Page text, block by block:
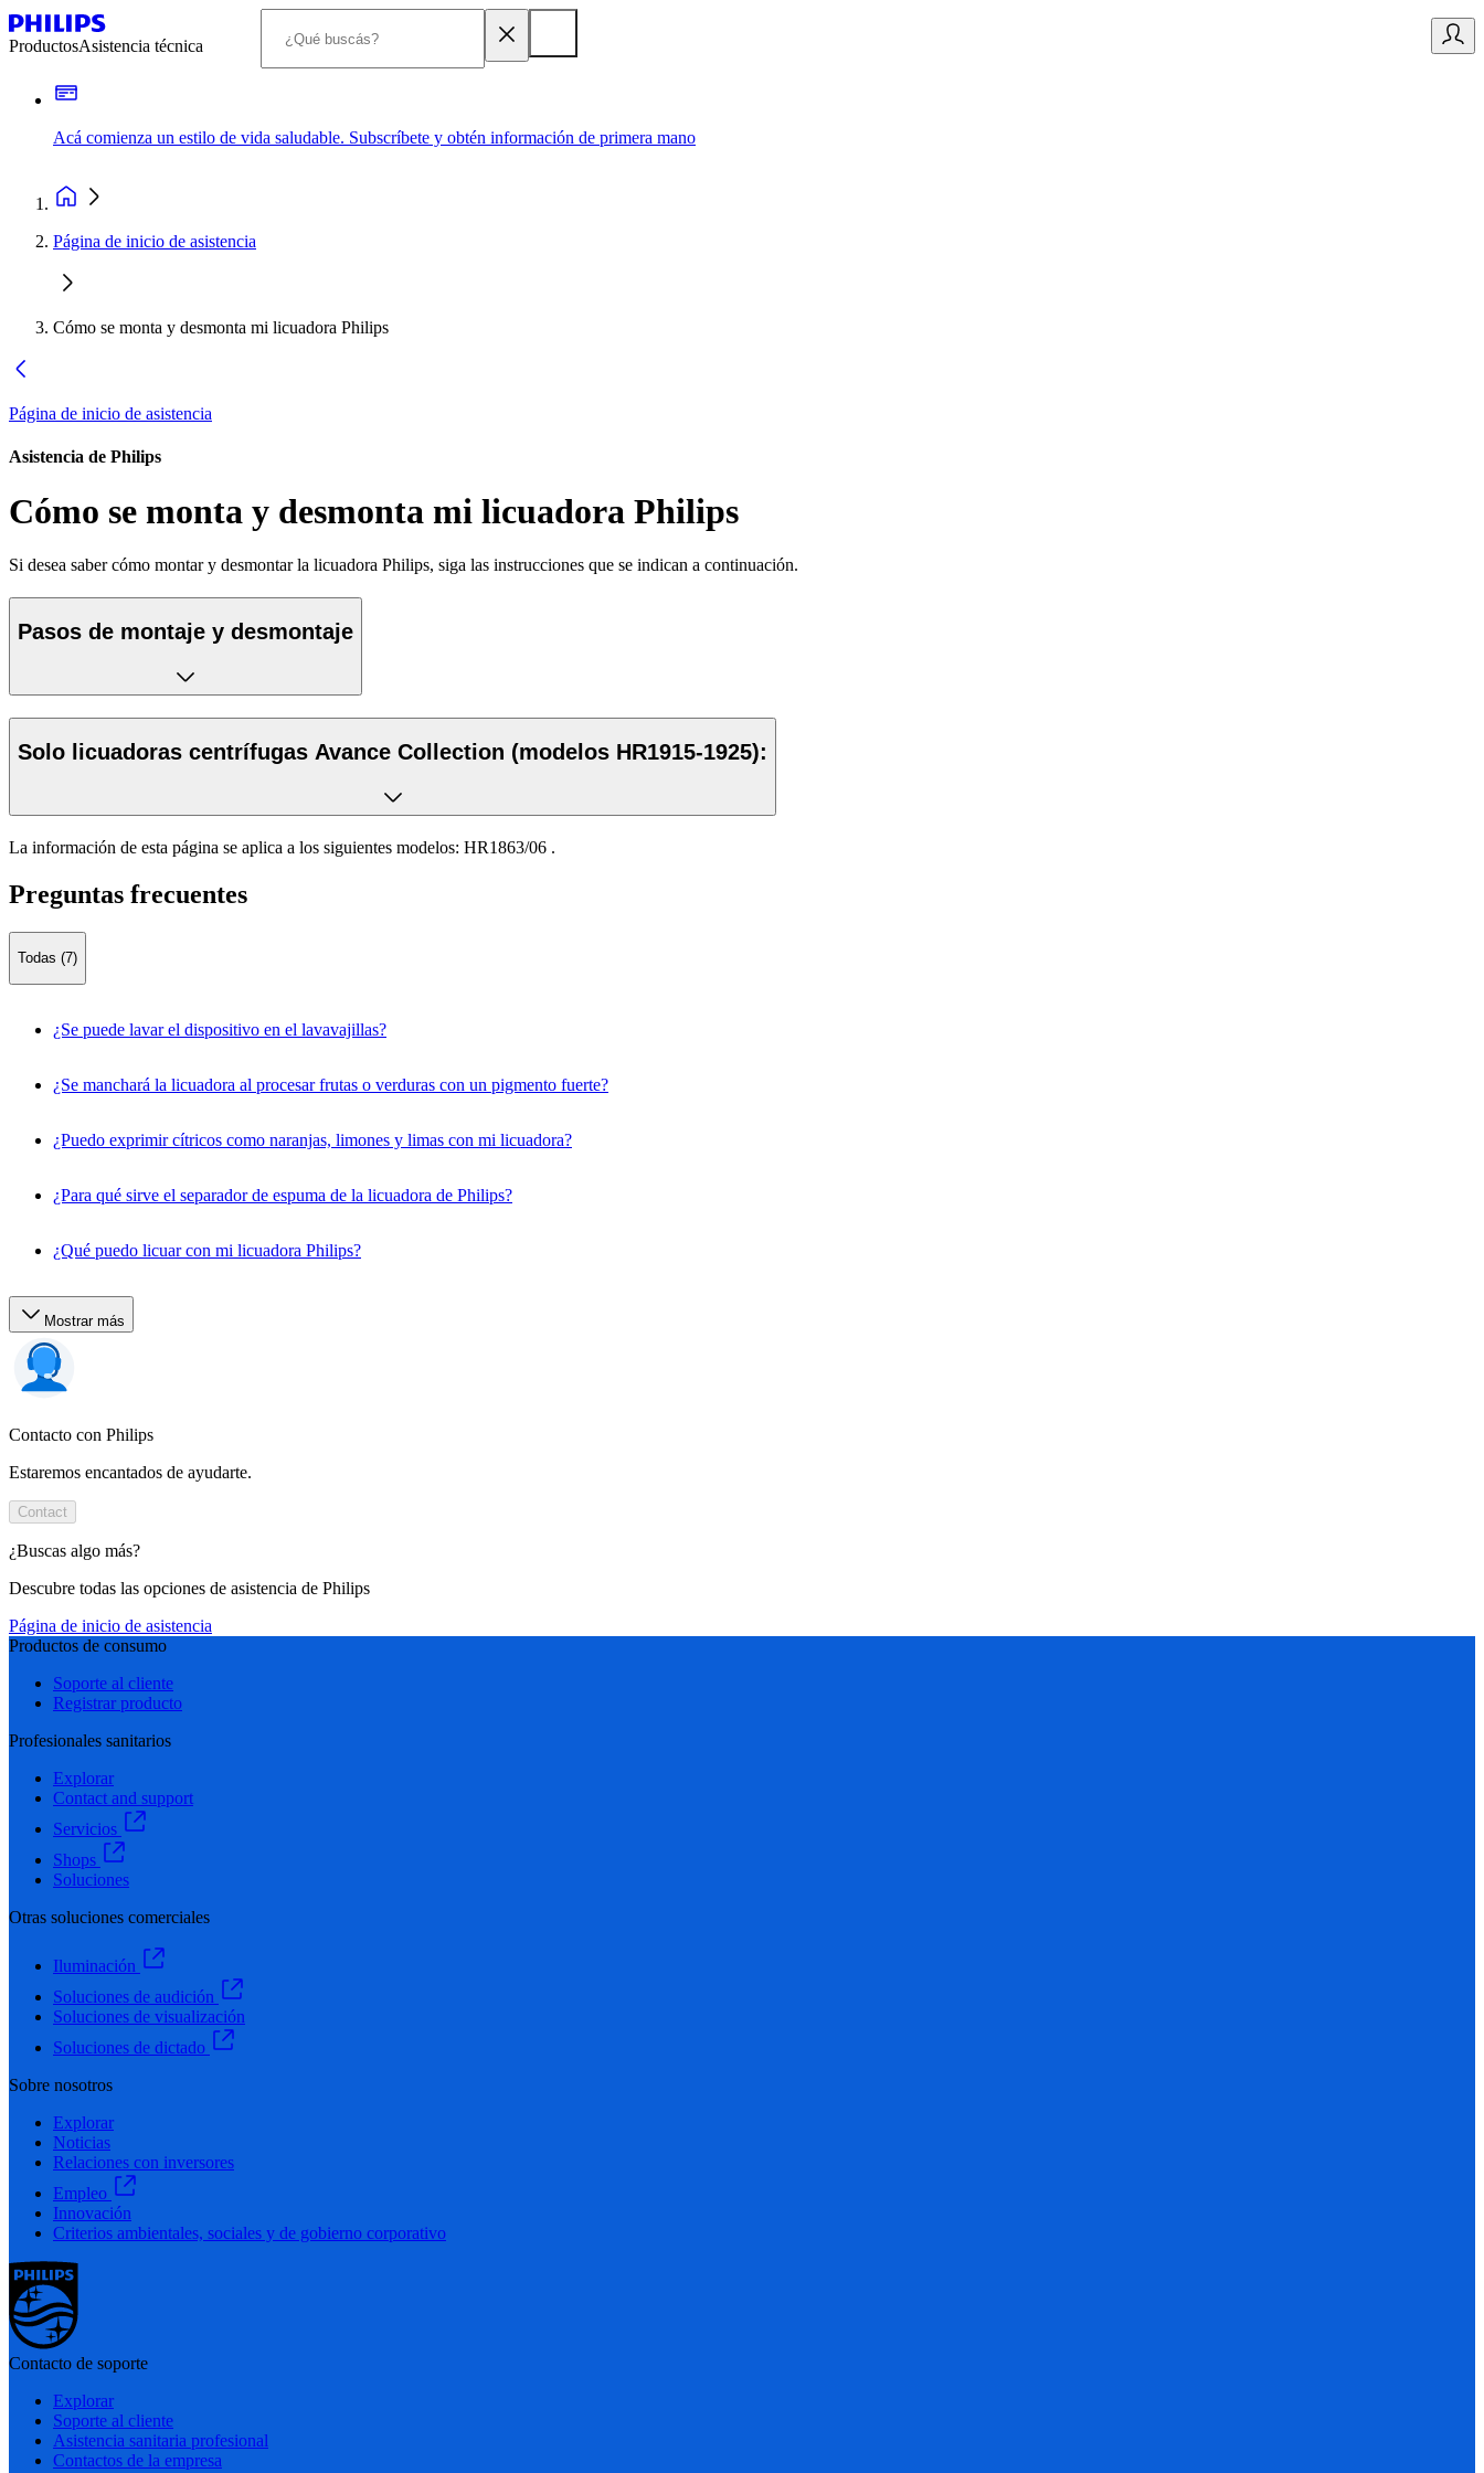
ProductosAsistencia técnica
Acá comienza un estilo de vida saludable. Subscríbete y obtén información de primera mano
Página de inicio de asistencia
Cómo se monta y desmonta mi licuadora Philips
Página de inicio de asistencia
Asistencia de Philips
Cómo se monta y desmonta mi licuadora Philips
Si desea saber cómo montar y desmontar la licuadora Philips, siga las instrucciones que se indican a continuación.
Pasos de montaje y desmontaje
Solo licuadoras centrífugas Avance Collection (modelos HR1915-1925):
La información de esta página se aplica a los siguientes modelos: HR1863/06 .
Preguntas frecuentes
Todas (7)
¿Se puede lavar el dispositivo en el lavavajillas?
¿Se manchará la licuadora al procesar frutas o verduras con un pigmento fuerte?
¿Puedo exprimir cítricos como naranjas, limones y limas con mi licuadora?
¿Para qué sirve el separador de espuma de la licuadora de Philips?
¿Qué puedo licuar con mi licuadora Philips?
Mostrar más
Contacto con Philips
Estaremos encantados de ayudarte.
Contact
¿Buscas algo más?
Descubre todas las opciones de asistencia de Philips
Página de inicio de asistencia
Productos de consumo
Soporte al cliente
Registrar producto
Profesionales sanitarios
Explorar
Contact and support
Servicios
Shops
Soluciones
Otras soluciones comerciales
Iluminación
Soluciones de audición
Soluciones de visualización
Soluciones de dictado
Sobre nosotros
Explorar
Noticias
Relaciones con inversores
Empleo
Innovación
Criterios ambientales, sociales y de gobierno corporativo
Contacto de soporte
Explorar
Soporte al cliente
Asistencia sanitaria profesional
Contactos de la empresa